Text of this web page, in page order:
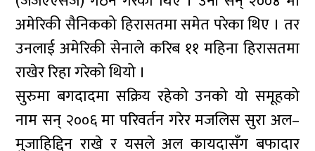
अमेरिकी सैनिकको हिरासतमा समेत परेका थिए । तर
उनलाई अमेरिकी सेनाले करिब ११ महिना हिरासतमा
राखेर रिहा गरेको थियो ।
सुरुमा बगदादमा सक्रिय रहेको उनको यो समूहको
नाम सन् २००६ मा परिवर्तन गरेर मजलिस सुरा अल–
मुजाहिद्दिन राखे र यसले अल कायदासँग बफादार